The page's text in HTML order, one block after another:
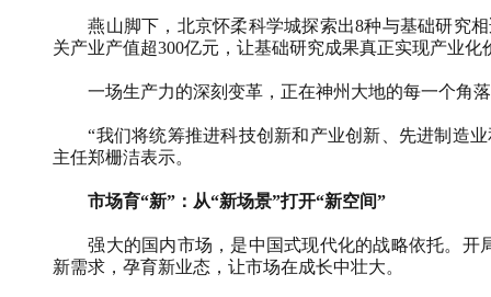
燕山脚下，北京怀柔科学城探索出8种与基础研究相
关产业产值超300亿元，让基础研究成果真正实现产业化
一场生产力的深刻变革，正在神州大地的每一个角落
“我们将统筹推进科技创新和产业创新、先进制造业
主任郑栅洁表示。
市场育“新”：从“新场景”打开“新空间”
强大的国内市场，是中国式现代化的战略依托。开
新需求，孕育新业态，让市场在成长中壮大。